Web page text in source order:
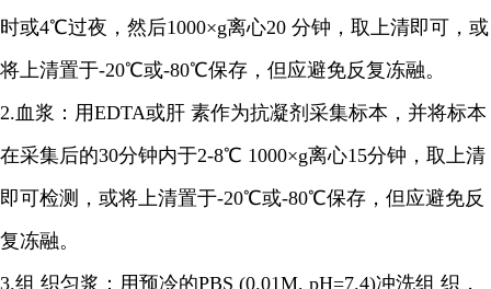
时或4℃过夜，然后1000×g离心20 分钟，取上清即可，或
将上清置于-20℃或-80℃保存，但应避免反复冻融。
2.血浆：用EDTA或肝 素作为抗凝剂采集标本，并将标本
在采集后的30分钟内于2-8℃ 1000×g离心15分钟，取上清
即可检测，或将上清置于-20℃或-80℃保存，但应避免反
复冻融。
3.组 织匀浆：用预冷的PBS (0.01M, pH=7.4)冲洗组 织，